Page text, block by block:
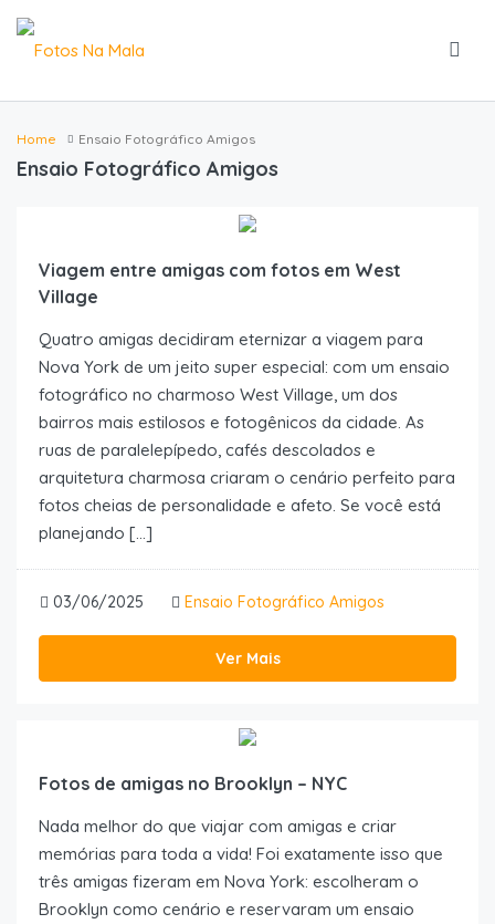
Home Ensaio Fotográfico Amigos
Ensaio Fotográfico Amigos
Viagem entre amigas com fotos em West
Village
Quatro amigas decidiram eternizar a viagem para
Nova York de um jeito super especial: com um ensaio
fotográfico no charmoso West Village, um dos
bairros mais estilosos e fotogênicos da cidade. As
ruas de paralelepípedo, cafés descolados e
arquitetura charmosa criaram o cenário perfeito para
fotos cheias de personalidade e afeto. Se você está
planejando […]
03/06/2025 Ensaio Fotográfico Amigos
Ver Mais
Fotos de amigas no Brooklyn – NYC
Nada melhor do que viajar com amigas e criar
memórias para toda a vida! Foi exatamente isso que
três amigas fizeram em Nova York: escolheram o
Brooklyn como cenário e reservaram um ensaio